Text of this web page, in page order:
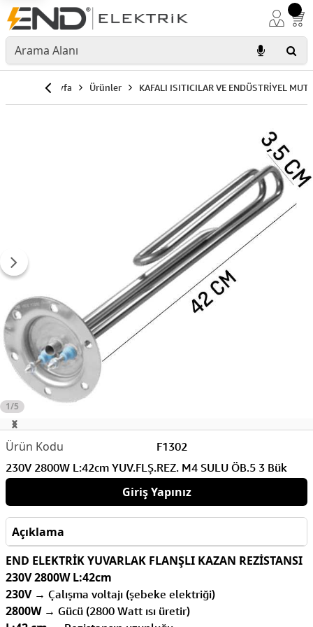
Anasayfa Ürünler KAFALI ISITICILAR VE ENDÜSTRİYEL
1/5
F1302
230V 2800W L:42cm YUV.FLŞ.REZ. M4 SULU ÖB.5 3 Bük
Giriş Yapınız
Açıklama
END ELEKTRİK YUVARLAK FLANŞLI KAZAN REZİSTANSI
230V 2800W L:42cm
230V→ Çalışma voltajı (şebeke elektriği)
2800W→ Gücü (2800 Watt ısı üretir)